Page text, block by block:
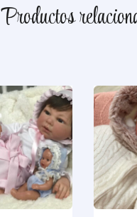
Productos